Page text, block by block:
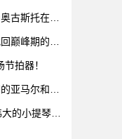
古斯托在给
巅峰期的状
拍器！
亚马尔和尼
大的小提琴